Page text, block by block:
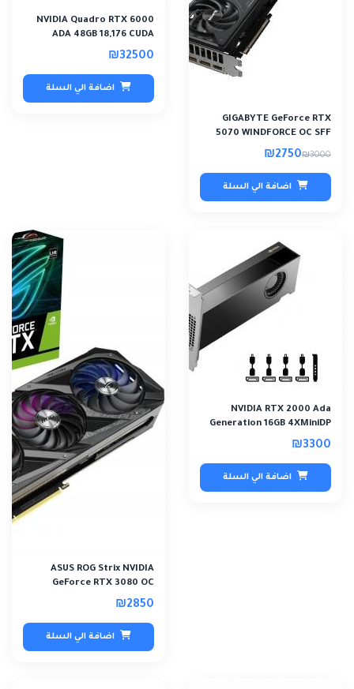
GIGABYTE GeForce RTX
5070 WINDFORCE OC SFF
₪3000
₪2750
اضافة الي السلة
NVIDIA Quadro RTX 6000
ADA 48GB 18,176 CUDA
Cores
₪32500
اضافة الي السلة
NVIDIA RTX 2000 Ada
Generation 16GB 4XMiniDP
₪3300
اضافة الي السلة
ASUS ROG Strix NVIDIA
GeForce RTX 3080 OC
Edition (PCIe 4.0,..
₪2850
اضافة الي السلة